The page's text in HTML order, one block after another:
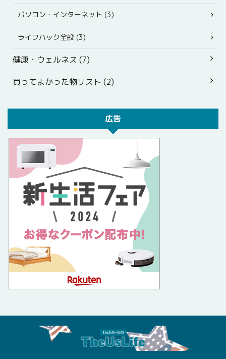
パソコン・インターネット (3)
ライフハック全般 (3)
健康・ウェルネス (7)
買ってよかった物リスト (2)
広告